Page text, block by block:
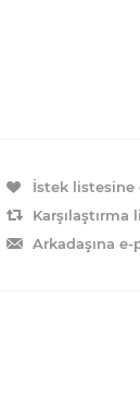
İstek listesine
Arkadaşına